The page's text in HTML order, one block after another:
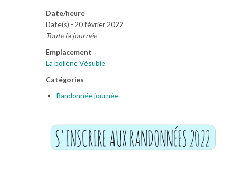
Date/heure
Date(s) - 20 février 2022
Toute la journée
Emplacement
La bollène Vésubie
Catégories
Randonnée journée